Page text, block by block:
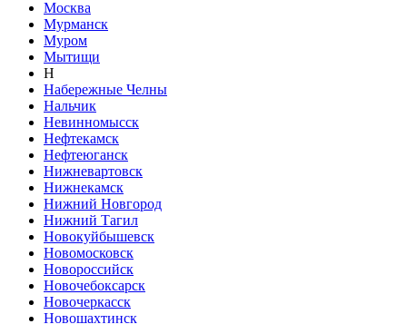
Москва
Мурманск
Муром
Мытищи
Н
Набережные Челны
Нальчик
Невинномысск
Нефтекамск
Нефтеюганск
Нижневартовск
Нижнекамск
Нижний Новгород
Нижний Тагил
Новокуйбышевск
Новомосковск
Новороссийск
Новочебоксарск
Новочеркасск
Новошахтинск